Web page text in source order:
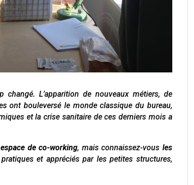
L’apparition de nouveaux métiers, de
ont bouleversé le monde classique du bureau,
et la crise sanitaire de ces derniers mois a
de co-working, mais connaissez-vous les
et appréciés par les petites structures,